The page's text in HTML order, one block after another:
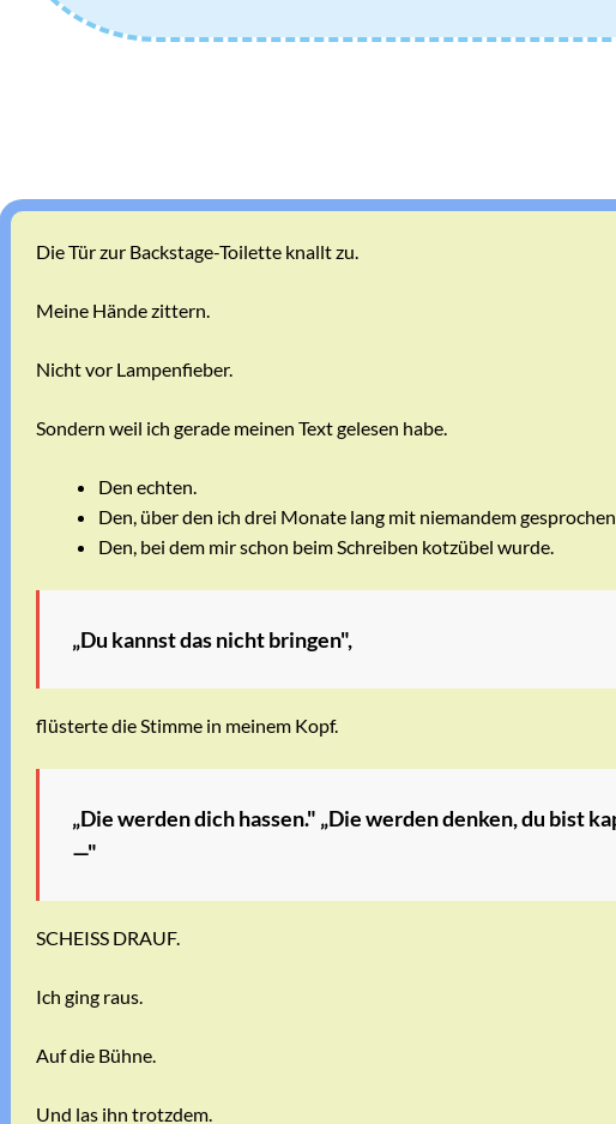
Die Tür zur Backstage-Toilette knallt zu.
Meine Hände zittern.
Nicht vor Lampenfieber.
Sondern weil ich gerade meinen Text gelesen habe.
Den echten.
Den, über den ich drei Monate lang mit niemandem gesprochen
Den, bei dem mir schon beim Schreiben kotzübel wurde.
„Du kannst das nicht bringen",
flüsterte die Stimme in meinem Kopf.
„Die werden dich hassen." „Die werden denken, du bist
—"
SCHEISS DRAUF.
Ich ging raus.
Auf die Bühne.
Und las ihn trotzdem.